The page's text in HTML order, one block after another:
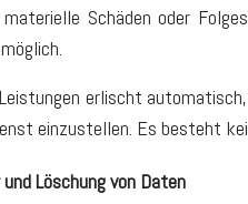
Schäden oder
erlischt
einzustellen. Es besteht
Löschung von Daten